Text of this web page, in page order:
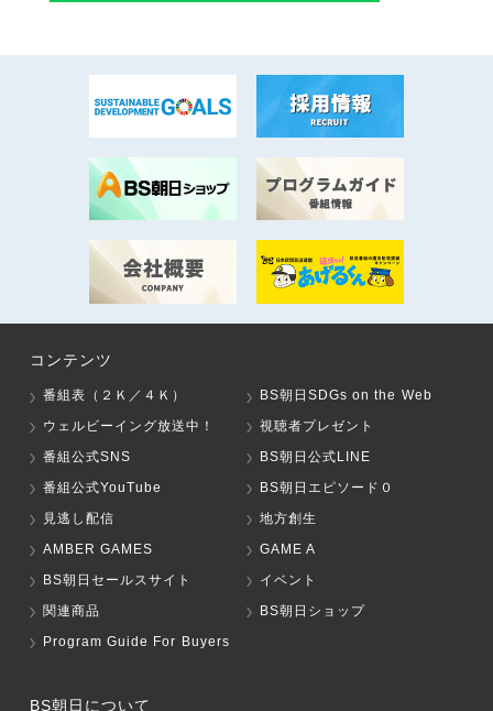
コンテンツ
番組表（２Ｋ／４Ｋ）
BS朝日SDGs on the Web
ウェルビーイング放送中！
視聴者プレゼント
番組公式SNS
BS朝日公式LINE
番組公式YouTube
BS朝日エピソード０
見逃し配信
地方創生
AMBER GAMES
GAME A
BS朝日セールスサイト
イベント
関連商品
BS朝日ショップ
Program Guide For Buyers
BS朝日について